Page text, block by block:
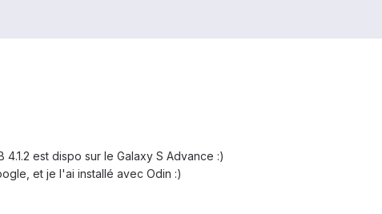
est dispo sur le Galaxy S Advance :)
et je l'ai installé avec Odin :)